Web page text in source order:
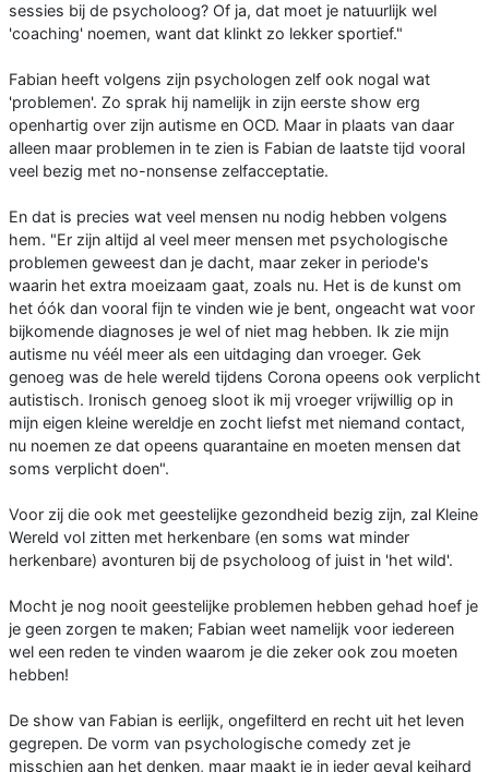
sessies bij de psycholoog? Of ja, dat moet je natuurlijk wel
'coaching' noemen, want dat klinkt zo lekker sportief."
Fabian heeft volgens zijn psychologen zelf ook nogal wat
'problemen'. Zo sprak hij namelijk in zijn eerste show erg
openhartig over zijn autisme en OCD. Maar in plaats van daar
alleen maar problemen in te zien is Fabian de laatste tijd vooral
veel bezig met no-nonsense zelfacceptatie.
En dat is precies wat veel mensen nu nodig hebben volgens
hem. "Er zijn altijd al veel meer mensen met psychologische
problemen geweest dan je dacht, maar zeker in periode's
waarin het extra moeizaam gaat, zoals nu. Het is de kunst om
het óók dan vooral fijn te vinden wie je bent, ongeacht wat voor
bijkomende diagnoses je wel of niet mag hebben. Ik zie mijn
autisme nu véél meer als een uitdaging dan vroeger. Gek
genoeg was de hele wereld tijdens Corona opeens ook verplicht
autistisch. Ironisch genoeg sloot ik mij vroeger vrijwillig op in
mijn eigen kleine wereldje en zocht liefst met niemand contact,
nu noemen ze dat opeens quarantaine en moeten mensen dat
soms verplicht doen".
Voor zij die ook met geestelijke gezondheid bezig zijn, zal Kleine
Wereld vol zitten met herkenbare (en soms wat minder
herkenbare) avonturen bij de psycholoog of juist in 'het wild'.
Mocht je nog nooit geestelijke problemen hebben gehad hoef je
je geen zorgen te maken; Fabian weet namelijk voor iedereen
wel een reden te vinden waarom je die zeker ook zou moeten
hebben!
De show van Fabian is eerlijk, ongefilterd en recht uit het leven
gegrepen. De vorm van psychologische comedy zet je
misschien aan het denken, maar maakt je in ieder geval keihard